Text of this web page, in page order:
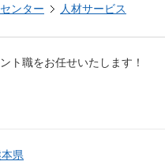
ンター 人材サービス
ト職をお任せいたします！
県